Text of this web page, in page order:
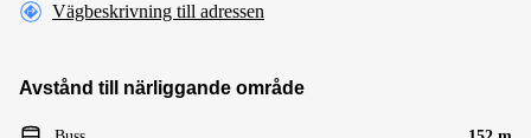
Vägbeskrivning till adressen
Avstånd till närliggande område